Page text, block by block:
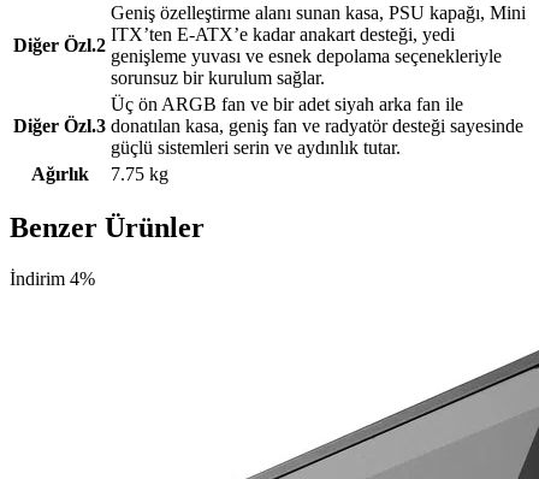
Diğer Özl.2
Geniş özelleştirme alanı sunan kasa, PSU kapağı, Mini
ITX’ten E-ATX’e kadar anakart desteği, yedi
genişleme yuvası ve esnek depolama seçenekleriyle
sorunsuz bir kurulum sağlar.
Diğer Özl.3
Üç ön ARGB fan ve bir adet siyah arka fan ile
donatılan kasa, geniş fan ve radyatör desteği sayesinde
güçlü sistemleri serin ve aydınlık tutar.
Ağırlık
7.75 kg
Benzer Ürünler
İndirim 4%